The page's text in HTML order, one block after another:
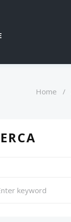
Home /